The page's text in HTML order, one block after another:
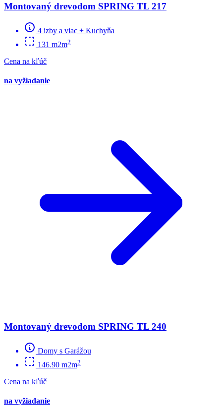
Montovaný drevodom SPRING TL 217
4 izby a viac + Kuchyňa
131 m2m2
Cena na kľúč
na vyžiadanie
Montovaný drevodom SPRING TL 240
Domy s Garážou
146.90 m2m2
Cena na kľúč
na vyžiadanie